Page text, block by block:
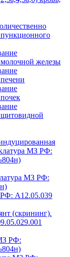
пункционного
железы
МЗ РФ:
МЗ РФ:
A12.05.039
(скрининг).
РФ: